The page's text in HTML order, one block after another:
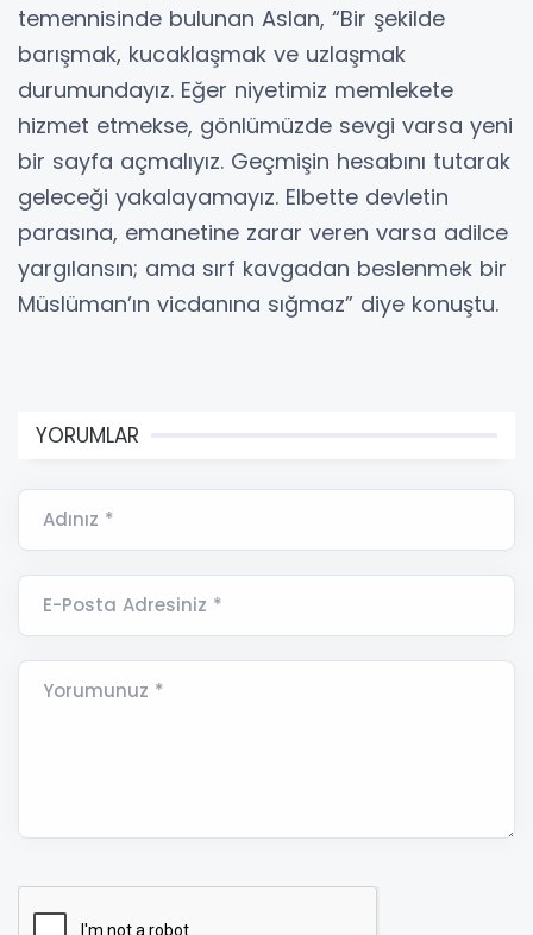
temennisinde bulunan Aslan, “Bir şekilde
barışmak, kucaklaşmak ve uzlaşmak
durumundayız. Eğer niyetimiz memlekete
hizmet etmekse, gönlümüzde sevgi varsa yeni
bir sayfa açmalıyız. Geçmişin hesabını tutarak
geleceği yakalayamayız. Elbette devletin
parasına, emanetine zarar veren varsa adilce
yargılansın; ama sırf kavgadan beslenmek bir
Müslüman’ın vicdanına sığmaz” diye konuştu.
YORUMLAR
Adınız *
E-Posta Adresiniz *
Yorumunuz *